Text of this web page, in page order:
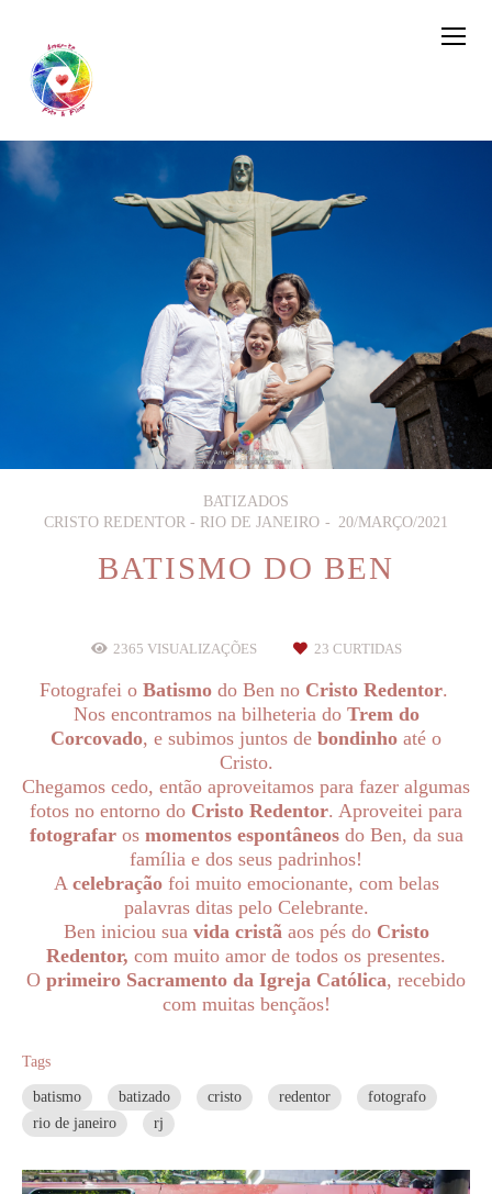
BATIZADOS
CRISTO REDENTOR - RIO DE JANEIRO
20/MARÇO/2021
BATISMO DO BEN
2365 VISUALIZAÇÕES 23 CURTIDAS
Fotografei o Batismodo Ben no Cristo Redentor.
Nos encontramos na bilheteria do Trem do
Corcovado, e subimos juntos de bondinho até o
Cristo.
Chegamos cedo, então aproveitamos para fazer algumas
fotos no entorno do Cristo Redentor. Aproveitei para
fotografaros momentos espontâneosdo Ben, da sua
família e dos seus padrinhos!
A celebraçãofoi muito emocionante, com belas
palavras ditas pelo Celebrante.
Ben iniciou sua vida cristã aos pés do Cristo
Redentor, com muito amor de todos os presentes.
O primeiro Sacramento da Igreja Católica, recebido
com muitas bençãos!
Tags
batismo batizado cristo redentor
fotografo
rio de janeiro
rj